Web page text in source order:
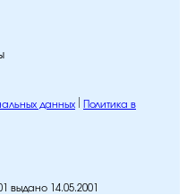
данных
Политика в
выдано 14.05.2001